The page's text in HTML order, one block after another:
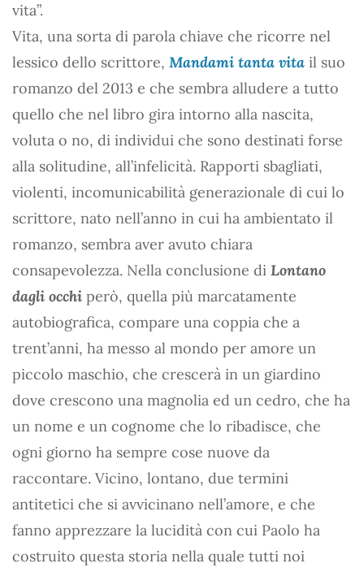
vita”.
Vita, una sorta di parola chiave che ricorre nel
lessico dello scrittore, Mandami tanta vita il suo
romanzo del 2013 e che sembra alludere a tutto
quello che nel libro gira intorno alla nascita,
voluta o no, di individui che sono destinati forse
alla solitudine, all’infelicità. Rapporti sbagliati,
violenti, incomunicabilità generazionale di cui lo
scrittore, nato nell’anno in cui ha ambientato il
romanzo, sembra aver avuto chiara
consapevolezza. Nella conclusione di Lontano
dagli occhi però, quella più marcatamente
autobiografica, compare una coppia che a
trent’anni, ha messo al mondo per amore un
piccolo maschio, che crescerà in un giardino
dove crescono una magnolia ed un cedro, che ha
un nome e un cognome che lo ribadisce, che
ogni giorno ha sempre cose nuove da
raccontare. Vicino, lontano, due termini
antitetici che si avvicinano nell’amore, e che
fanno apprezzare la lucidità con cui Paolo ha
costruito questa storia nella quale tutti noi